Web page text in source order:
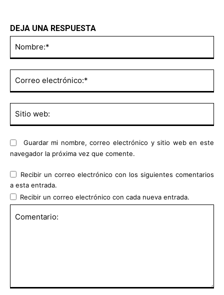
DEJA UNA RESPUESTA
Guardar mi nombre, correo electrónico y sitio web en este
navegador la próxima vez que comente.
Recibir un correo electrónico con los siguientes comentarios
a esta entrada.
Recibir un correo electrónico con cada nueva entrada.